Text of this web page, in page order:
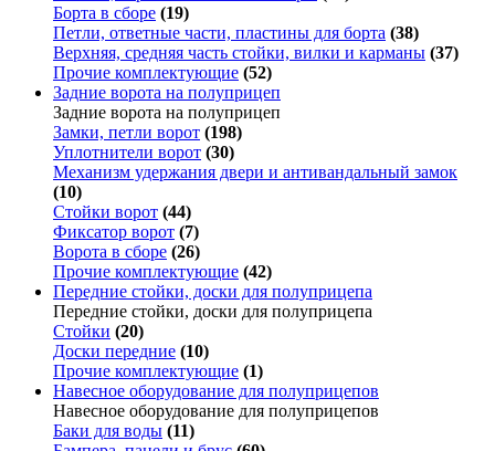
Борта в сборе (19)
Петли, ответные части, пластины для борта (38)
Верхняя, средняя часть стойки, вилки и карманы (37)
Прочие комплектующие (52)
Задние ворота на полуприцеп
Задние ворота на полуприцеп
Замки, петли ворот (198)
Уплотнители ворот (30)
Механизм удержания двери и антивандальный замок
(10)
Стойки ворот (44)
Фиксатор ворот (7)
Ворота в сборе (26)
Прочие комплектующие (42)
Передние стойки, доски для полуприцепа
Передние стойки, доски для полуприцепа
Стойки (20)
Доски передние (10)
Прочие комплектующие (1)
Навесное оборудование для полуприцепов
Навесное оборудование для полуприцепов
Баки для воды (11)